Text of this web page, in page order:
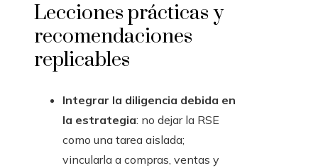
Lecciones prácticas y
recomendaciones
replicables
Integrar la diligencia debida en
la estrategia: no dejar la RSE
como una tarea aislada;
vincularla a compras, ventas y